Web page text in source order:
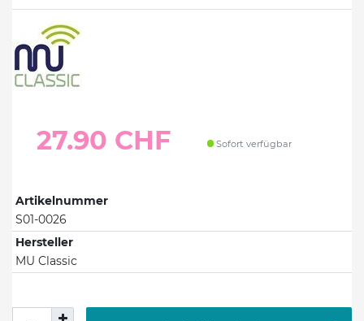
27.90 CHF Sofort verfügbar
Artikelnummer
S01-0026
Hersteller
MU Classic